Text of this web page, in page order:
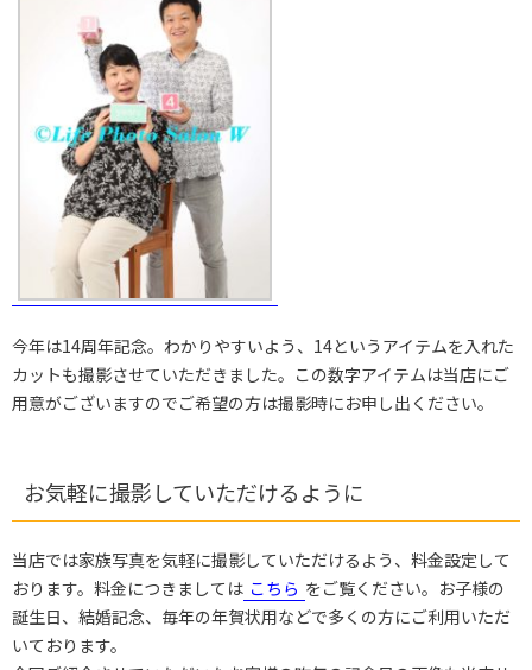
今年は14周年記念。わかりやすいよう、14というアイテムを入れた
カットも撮影させていただきました。この数字アイテムは当店にご
用意がございますのでご希望の方は撮影時にお申し出ください。
お気軽に撮影していただけるように
当店では家族写真を気軽に撮影していただけるよう、料金設定して
おります。料金につきましては こちら をご覧ください。お子様の
誕生日、結婚記念、毎年の年賀状用などで多くの方にご利用いただ
いております。